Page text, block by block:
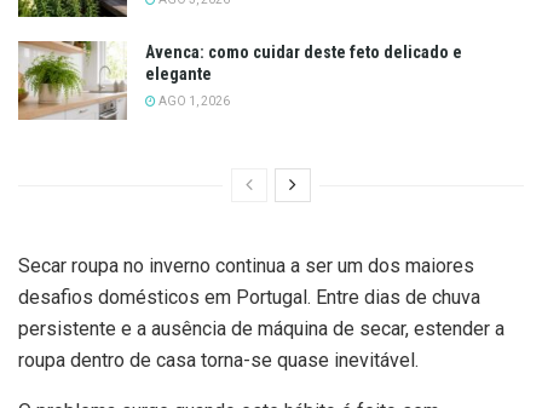
Avenca: como cuidar deste feto delicado e
elegante
AGO 1, 2026
Secar roupa no inverno continua a ser um dos maiores
desafios domésticos em Portugal. Entre dias de chuva
persistente e a ausência de máquina de secar, estender a
roupa dentro de casa torna-se quase inevitável.